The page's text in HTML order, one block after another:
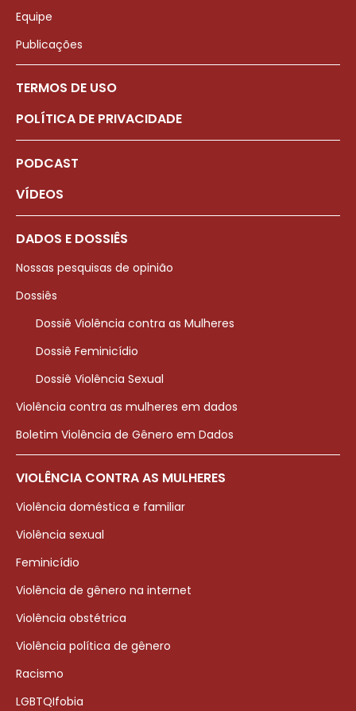
Equipe
Publicações
TERMOS DE USO
POLÍTICA DE PRIVACIDADE
PODCAST
VÍDEOS
DADOS E DOSSIÊS
Nossas pesquisas de opinião
Dossiês
Dossiê Violência contra as Mulheres
Dossiê Feminicídio
Dossiê Violência Sexual
Violência contra as mulheres em dados
Boletim Violência de Gênero em Dados
VIOLÊNCIA CONTRA AS MULHERES
Violência doméstica e familiar
Violência sexual
Feminicídio
Violência de gênero na internet
Violência obstétrica
Violência política de gênero
Racismo
LGBTQIfobia